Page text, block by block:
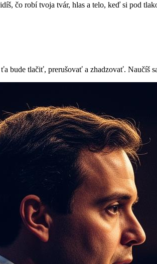
čo robí tvoja tvár, hlas a telo, keď si pod
bude tlačiť, prerušovať a zhadzovať. Naučíš